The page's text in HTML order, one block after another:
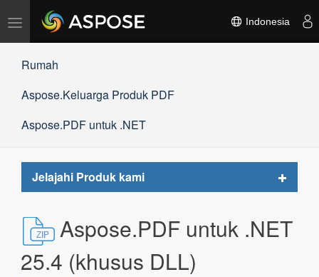
Alihkan
navigasi
Indonesia
Rumah
Aspose.Keluarga Produk PDF
Aspose.PDF untuk .NET
Jelajahi Produk kami
Toggle
Aspose.PDF untuk .NET
25.4 (khusus DLL)